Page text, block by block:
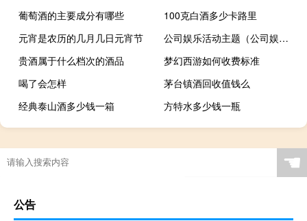
葡萄酒的主要成分有哪些
100克白酒多少卡路里
元宵是农历的几月几日元宵节
公司娱乐活动主题（公司娱乐活动）
贵酒属于什么档次的酒品
梦幻西游如何收费标准
喝了会怎样
茅台镇酒回收值钱么
经典泰山酒多少钱一箱
方特水多少钱一瓶
☚
公告